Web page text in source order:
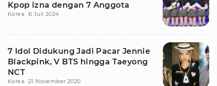
Kpop izna dengan 7 Anggota
Korea 6 Juli 2024
7 Idol Didukung Jadi Pacar Jennie
Blackpink, V BTS hingga Taeyong
NCT
Korea 21 November 2020